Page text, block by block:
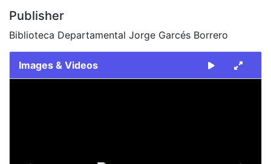
Publisher
Biblioteca Departamental Jorge Garcés Borrero
Images & Videos